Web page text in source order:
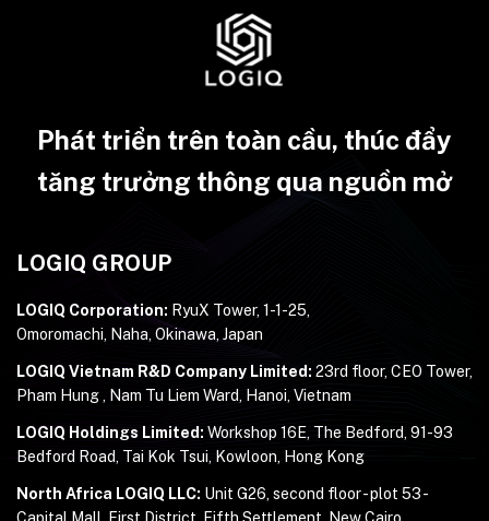
Phát triển trên toàn cầu, thúc đẩy
tăng trưởng thông qua nguồn mở
LOGIQ GROUP
LOGIQ Corporation: RyuX Tower, 1-1-25,
Omoromachi, Naha, Okinawa, Japan
LOGIQ Vietnam R&D Company Limited: 23rd floor, CEO Tower,
Pham Hung , Nam Tu Liem Ward, Hanoi, Vietnam
LOGIQ Holdings Limited: Workshop 16E, The Bedford, 91-93
Bedford Road, Tai Kok Tsui, Kowloon, Hong Kong
North Africa LOGIQ LLC: Unit G26, second floor - plot 53 -